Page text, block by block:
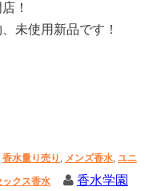
！
未使用新品です！
香水量り売り, メンズ香水, ユニ
ックス香水 香水学園